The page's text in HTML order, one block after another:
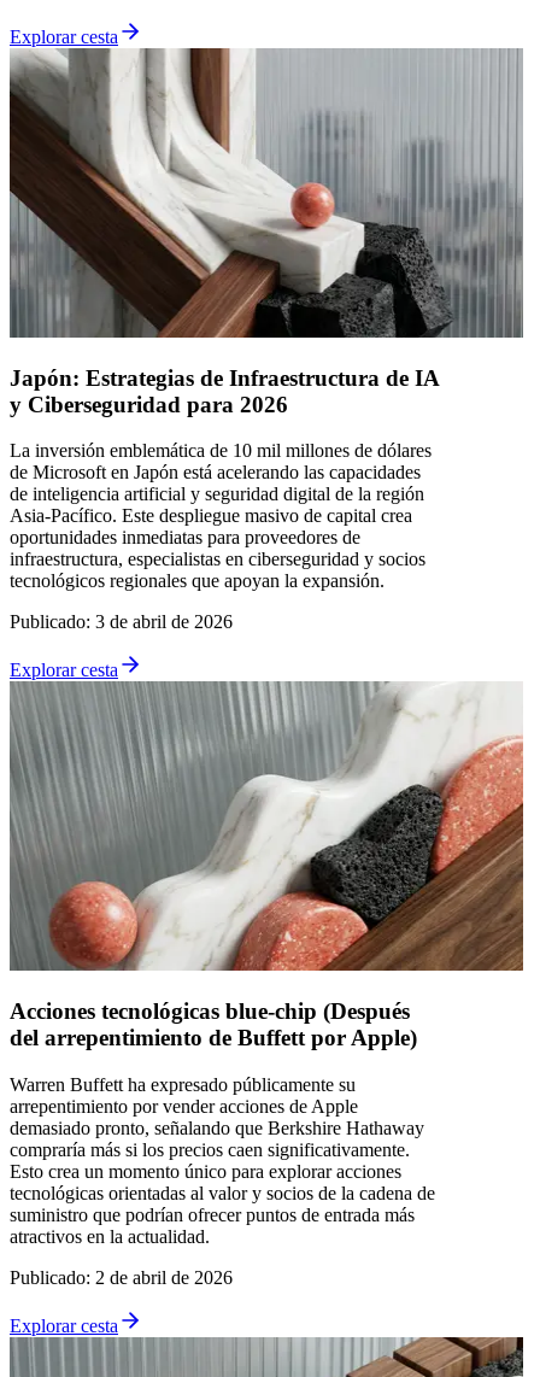
Explorar cesta
Japón: Estrategias de Infraestructura de IA
y Ciberseguridad para 2026
La inversión emblemática de 10 mil millones de dólares
de Microsoft en Japón está acelerando las capacidades
de inteligencia artificial y seguridad digital de la región
Asia-Pacífico. Este despliegue masivo de capital crea
oportunidades inmediatas para proveedores de
infraestructura, especialistas en ciberseguridad y socios
tecnológicos regionales que apoyan la expansión.
Publicado: 3 de abril de 2026
Explorar cesta
Acciones tecnológicas blue-chip (Después
del arrepentimiento de Buffett por Apple)
Warren Buffett ha expresado públicamente su
arrepentimiento por vender acciones de Apple
demasiado pronto, señalando que Berkshire Hathaway
compraría más si los precios caen significativamente.
Esto crea un momento único para explorar acciones
tecnológicas orientadas al valor y socios de la cadena de
suministro que podrían ofrecer puntos de entrada más
atractivos en la actualidad.
Publicado: 2 de abril de 2026
Explorar cesta